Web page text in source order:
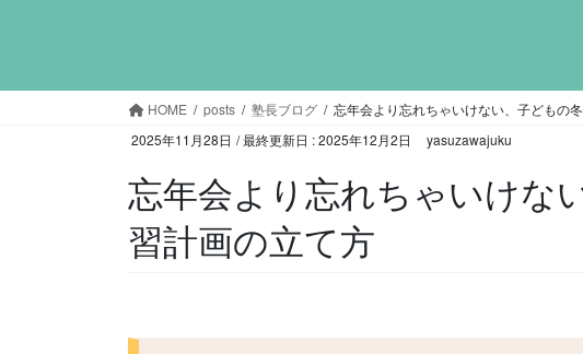
HOME posts 塾長ブログ
忘年会より忘れちゃいけない、子どもの
2025年11月28日 / 最終更新日 :2025年12月2日 yasuzawajuku
忘年会より忘れちゃいけな
習計画の立て方